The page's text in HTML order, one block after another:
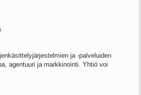
ja -palveluiden
agentuuri ja markkinointi. Yhtiö voi